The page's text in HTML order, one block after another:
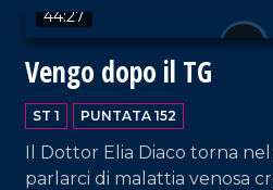
44:27
Vengo dopo il TG
ST 1 PUNTATA 152
Il Dottor Elia Diaco torna
parlarci di malattia venosa
VAI AL TITOLO